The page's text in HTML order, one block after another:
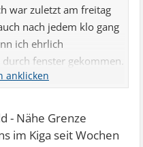
war zuletzt am freitag
nach jedem klo gang
ich ehrlich
fenster gekommen.
nichts gehört.
- Nähe Grenze
im Kiga seit Wochen